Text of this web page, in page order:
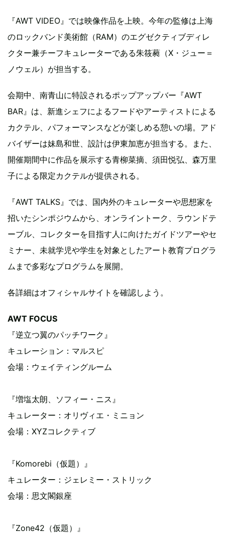
『AWT VIDEO』では映像作品を上映。今年の監修は上海
のロックバンド美術館（RAM）のエグゼクティブディレ
クター兼チーフキュレーターである朱筱蕤（X・ジュー＝
ノウェル）が担当する。
会期中、南青山に特設されるポップアップバー『AWT
BAR』は、新進シェフによるフードやアーティストによる
カクテル、パフォーマンスなどが楽しめる憩いの場。アド
バイザーは妹島和世、設計は伊東加恵が担当する。また、
開催期間中に作品を展示する青柳菜摘、須田悦弘、森万里
子による限定カクテルが提供される。
『AWT TALKS』では、国内外のキュレーターや思想家を
招いたシンポジウムから、オンライントーク、ラウンドテ
ーブル、コレクターを目指す人に向けたガイドツアーやセ
ミナー、未就学児や学生を対象としたアート教育プログラ
ムまで多彩なプログラムを展開。
各詳細はオフィシャルサイトを確認しよう。
AWT FOCUS
『逆立つ翼のパッチワーク』
キュレーション：マルスピ
会場：ウェイティングルーム
『増塩太朗、ソフィー・ニス』
キュレーター：オリヴィエ・ミニョン
会場：XYZコレクティブ
『Komorebi（仮題）』
キュレーター：ジェレミー・ストリック
会場：思文閣銀座
『Zone42（仮題）』